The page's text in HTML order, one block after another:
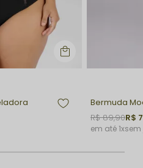
Bermuda
R$ 89,90R$
1xsem